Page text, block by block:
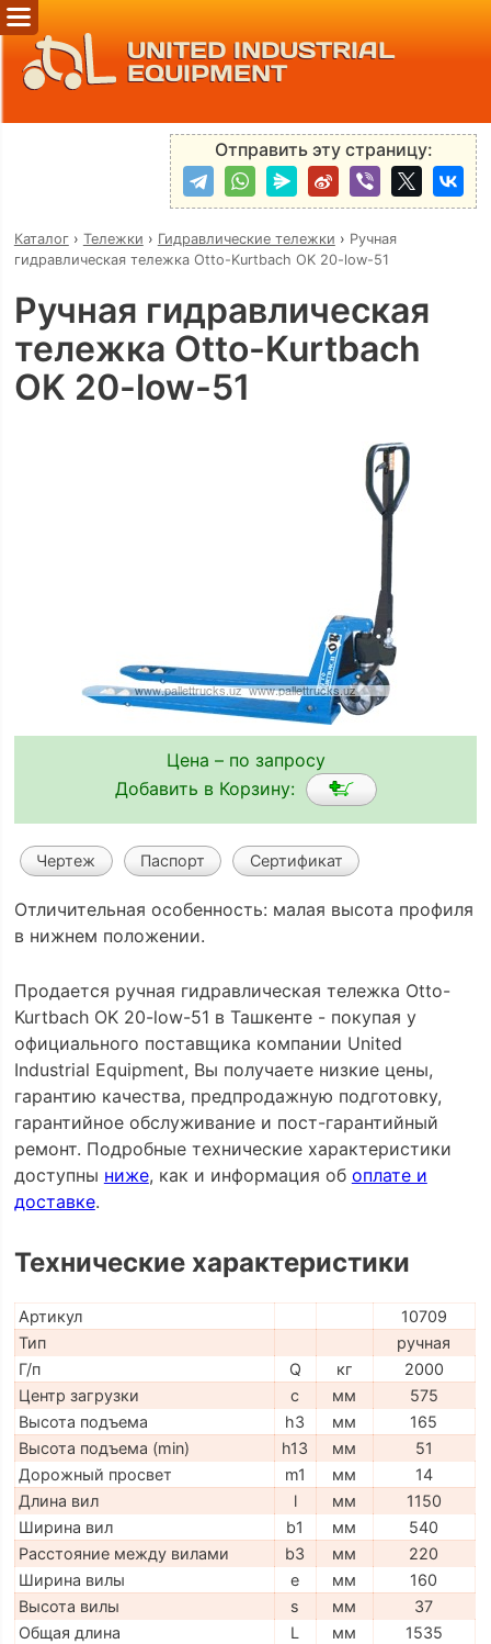
UNITED INDUSTRIAL
EQUIPMENT
Отправить эту страницу:
Каталог› Тележки › Гидравлические тележки › Ручная
гидравлическая тележка Otto-Kurtbach OK 20-low-51
Ручная гидравлическая
тележка Otto-Kurtbach
OK 20-low-51
Цена – по запросу
Добавить в Корзину:
Чертеж Паспорт Сертификат
Отличительная особенность: малая высота профиля
в нижнем положении.
Продается ручная гидравлическая тележка Otto-
Kurtbach OK 20-low-51 в Ташкенте - покупая у
официального поставщика компании United
Industrial Equipment, Вы получаете низкие цены,
гарантию качества, предпродажную подготовку,
гарантийное обслуживание и пост-гарантийный
ремонт. Подробные технические характеристики
доступны ниже, как и информация об оплате и
доставке.
Технические характеристики
Артикул
10709
Тип
ручная
Г/п
Q кг
2000
Центр загрузки
c мм
575
Высота подъема
h3 мм
165
Высота подъема (min)
h13 мм
51
Дорожный просвет
m1 мм
14
Длина вил
l мм
1150
Ширина вил
b1 мм
540
Расстояние между вилами
b3 мм
220
Ширина вилы
e мм
160
Высота вилы
s мм
37
Общая длина
L мм
1535